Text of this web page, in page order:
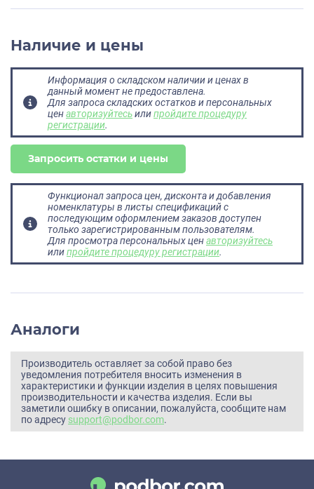
Наличие и цены
Информация о складском наличии и ценах в
данный момент не предоставлена.
Для запроса складских остатков и персональных
ценавторизуйтесьилипройдите процедуру
регистрации.
Запросить остатки и цены
Функционал запроса цен, дисконта и добавления
номенклатуры в листы спецификаций с
последующим оформлением заказов доступен
только зарегистрированным пользователям.
Для просмотра персональных ценавторизуйтесь
илипройдите процедуру регистрации.
Аналоги
Производитель оставляет за собой право без
уведомления потребителя вносить изменения в
характеристики и функции изделия в целях повышения
производительности и качества изделия. Если вы
заметили ошибку в описании, пожалуйста, сообщите нам
по адресу support@podbor.com.